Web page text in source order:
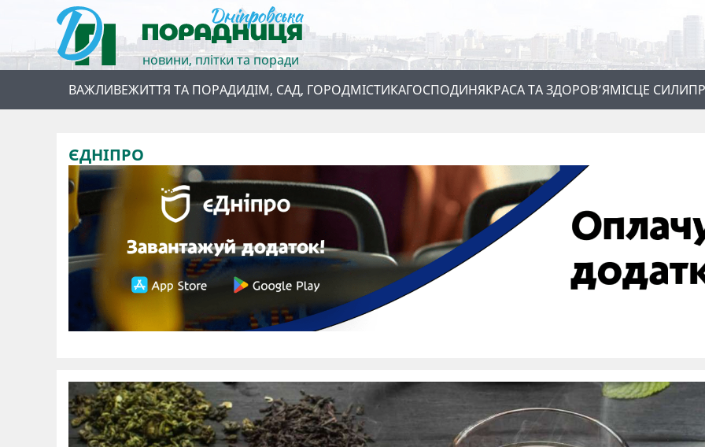
новини, плітки та поради
ВАЖЛИВЕЖИТТЯ ТА ПОРАДИДІМ, САД, ГОРОДМІСТИКАГОСПОДИНЯКРАСА ТА ЗДОРОВ’ЯМІСЦЕ СИЛИ
ЄДНІПРО